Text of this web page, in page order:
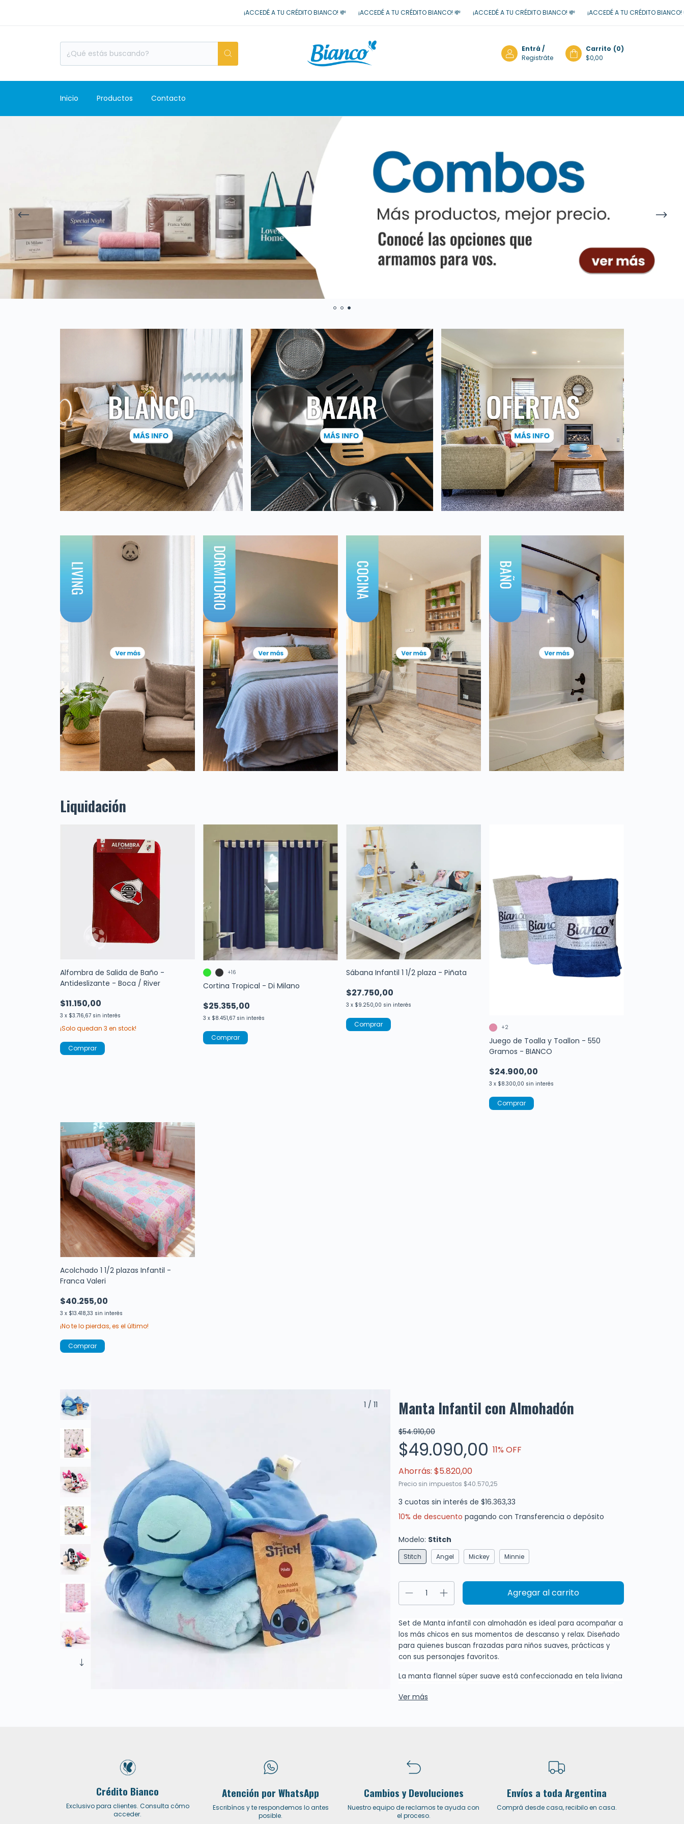
¡ACCEDÉ A TU CRÉDITO BIANCO! 💸 ¡ACCEDÉ A TU CRÉDITO BIANCO! 💸 ¡ACCEDÉ A TU CRÉDITO BIANCO! 💸 ¡ACCEDÉ A TU CRÉDITO BIANCO! 💸 ¡ACCEDÉ
Entrá /
Registráte
Carrito (0)
$0,00
Inicio Productos Contacto
Liquidación
Alfombra de Salida de Baño -
Antideslizante - Boca / River
$11.150,00
3 x $3.716,67 sin interés
¡Solo quedan 3 en stock!
Comprar
Cortina Tropical - Di Milano
$25.355,00
3 x $8.451,67 sin interés
+16
Comprar
Sábana Infantil 1 1/2 plaza - Piñata
$27.750,00
3 x $9.250,00 sin interés
Comprar
Juego de Toalla y Toallon - 550
Gramos - BIANCO
$24.900,00
3 x $8.300,00 sin interés
+2
Comprar
Acolchado 1 1/2 plazas Infantil -
Franca Valeri
$40.255,00
3 x $13.418,33 sin interés
¡No te lo pierdas, es el último!
Comprar
1 / 11 Manta Infantil con Almohadón
$54.910,00
$49.090,00 11% OFF
Ahorrás: $5.820,00
Precio sin impuestos $40.570,25
3 cuotas sin interés de $16.363,33
10% de descuento pagando con Transferencia o depósito
Modelo: Stitch
Stitch Angel Mickey Minnie
Set de Manta infantil con almohadón es ideal para acompañar a
los más chicos en sus momentos de descanso y relax. Diseñado
para quienes buscan frazadas para niños suaves, prácticas y
con sus personajes favoritos.
La manta flannel súper suave está confeccionada en tela liviana
pesada. Es una excelente opción como frazada liviana infantil
que combina abrigo, suavidad y diseño infantil, transformando
cada pausa en un momento especial.
Ideal para sumar confort a la cama, el sillón o llevar de viaje,
esta manta infantil suave es práctica, fácil de guardar y
Ver más
Crédito Bianco
Exclusivo para clientes. Consulta cómo
acceder.
Atención por WhatsApp
Escribínos y te respondemos lo antes
posible.
Cambios y Devoluciones
Nuestro equipo de reclamos te ayuda con
el proceso.
Envíos a toda Argentina
Comprá desde casa, recibilo en casa.